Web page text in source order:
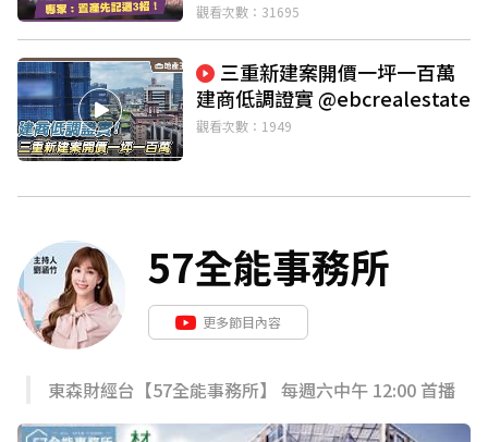
觀看次數：31695
建商低調證實 @ebcrealestate
觀看次數：1949
57全能事務所
更多節目內容
東森財經台【57全能事務所】 每週六中午 12:00 首播